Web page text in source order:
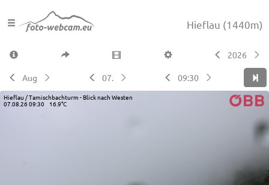
Hieflau (1440m)
2026
Aug 07. 09:30
Hieflau / Tamischbachturm - Blick nach Westen
07.08.26 09:30 16.9°C